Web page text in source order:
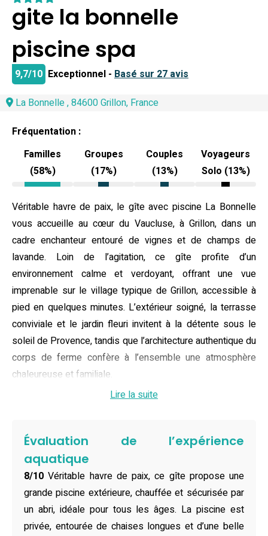
gite la bonnelle
piscine spa
9,7/10 Exceptionnel - Basé sur 27 avis
La Bonnelle , 84600 Grillon, France
Fréquentation :
Familles
(58%)
Groupes
(17%)
Couples
(13%)
Voyageurs
Solo (13%)
Véritable havre de paix, le gîte avec piscine La Bonnelle
vous accueille au cœur du Vaucluse, à Grillon, dans un
cadre enchanteur entouré de vignes et de champs de
lavande. Loin de l’agitation, ce gîte profite d’un
environnement calme et verdoyant, offrant une vue
imprenable sur le village typique de Grillon, accessible à
pied en quelques minutes. L’extérieur soigné, la terrasse
conviviale et le jardin fleuri invitent à la détente sous le
soleil de Provence, tandis que l’architecture authentique du
corps de ferme confère à l’ensemble une atmosphère
chaleureuse et familiale.
Confortablement installées à l’étage, les chambres
voyageurs dans un espace spacieux et lumineux. Chaque
chambre dispose de sa salle de bain privative avec WC,
garantissant intimité et bien-être à tous. La grande pièce
de vie, équipée d’une cuisine moderne et fonctionnelle,
d’un salon convivial avec télévision à écran plat et d’une
connexion Wi-Fi gratuite, permet de partager de précieux
Lire la suite
Évaluation de l’expérience
aquatique
8/10 Véritable havre de paix, ce gîte propose une
grande piscine extérieure, chauffée et sécurisée par
un abri, idéale pour tous les âges. La piscine est
privée, entourée de chaises longues et d’une belle